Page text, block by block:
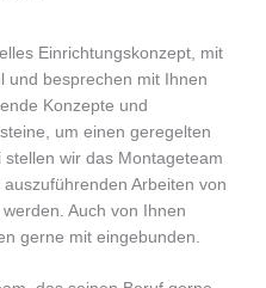
Einrichtungskonzept, mit
und besprechen mit Ihnen
Konzepte und
um einen geregelten
wir das Montageteam
Arbeiten von
Auch von Ihnen
gerne mit eingebunden.